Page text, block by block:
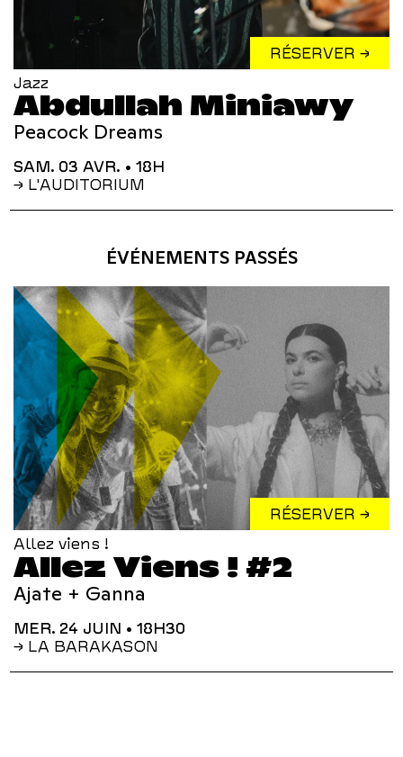
RÉSERVER →
Jazz
Abdullah Miniawy
Peacock Dreams
SAM. 03 AVR. • 18H
→ L'AUDITORIUM
ÉVÉNEMENTS PASSÉS
RÉSERVER →
Allez viens !
Allez Viens ! #2
Ajate + Ganna
MER. 24 JUIN • 18H30
→ LA BARAKASON